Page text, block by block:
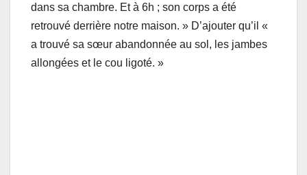
dans sa chambre. Et à 6h ; son corps a été
retrouvé derrière notre maison. » D’ajouter qu’il «
a trouvé sa sœur abandonnée au sol, les jambes
allongées et le cou ligoté. »